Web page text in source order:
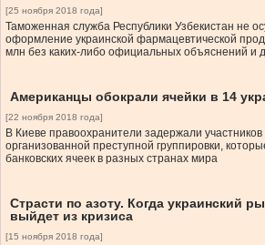
[25 ноября 2018 года]
Таможенная служба Республики Узбекистан не
оформление украинской фармацевтической
млн без каких-либо официальных объяснений и
Американцы обокрали ячейки в 14
[22 ноября 2018 года]
В Киеве правоохранители задержали
организованной преступной группировки,
банковских ячеек в разных странах мира
Страсти по азоту. Когда украинский
выйдет из кризиса
[15 ноября 2018 года]